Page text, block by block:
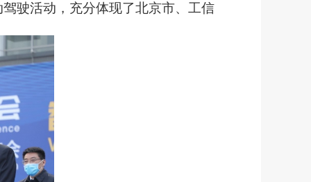
驶活动 ，充分体现了北京市、工信